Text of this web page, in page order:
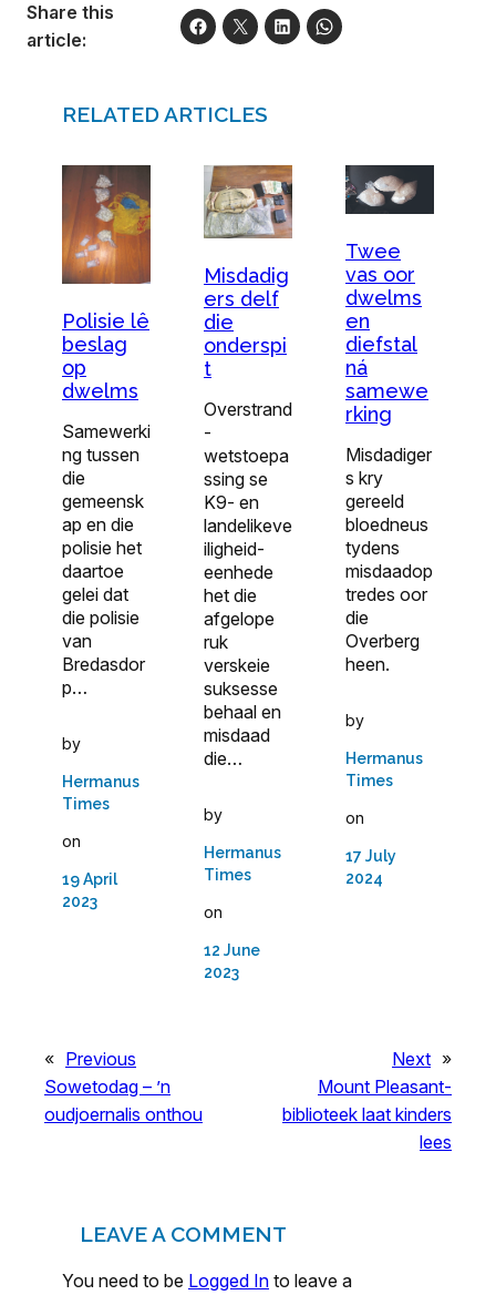
Share this
article:
RELATED ARTICLES
Polisie lê
beslag
op
dwelms
Samewerki
ng tussen
die
gemeensk
ap en die
polisie het
daartoe
gelei dat
die polisie
van
Bredasdor
p…
by
Hermanus
Times
on
19 April
2023
Misdadig
ers delf
die
onderspi
t
Overstrand
-
wetstoepa
ssing se
K9- en
landelikeve
iligheid-
eenhede
het die
afgelope
ruk
verskeie
suksesse
behaal en
misdaad
die…
by
Hermanus
Times
on
12 June
2023
Twee
vas oor
dwelms
en
diefstal
ná
samewe
rking
Misdadiger
s kry
gereeld
bloedneus
tydens
misdaadop
tredes oor
die
Overberg
heen.
by
Hermanus
Times
on
17 July
2024
« Previous
Sowetodag – ’n
oudjoernalis onthou
Next »
Mount Pleasant-
biblioteek laat kinders
lees
LEAVE A COMMENT
You need to be Logged In to leave a